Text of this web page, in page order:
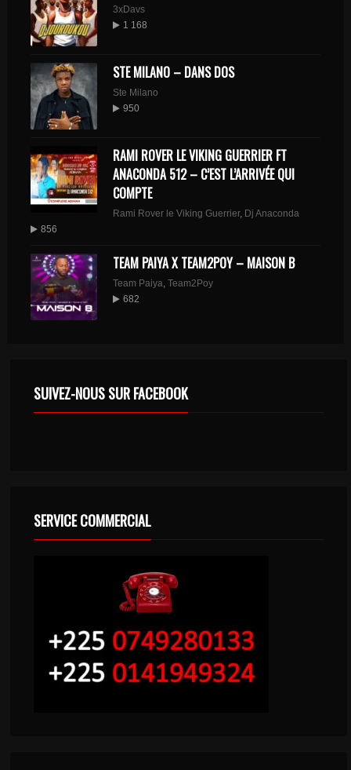
3xDavs
1 168
STE MILANO – DANS DOS
Ste Milano
950
RAMI ROVER LE VIKING GUERRIER FT
ANACONDA 512 – C’EST L’ARRIVÉE QUI
COMPTE
Rami Rover le Viking Guerrier, Dj Anaconda
856
TEAM PAIYA X TEAM2POY – MAISON B
Team Paiya, Team2Poy
682
SUIVEZ-NOUS SUR FACEBOOK
SERVICE COMMERCIAL